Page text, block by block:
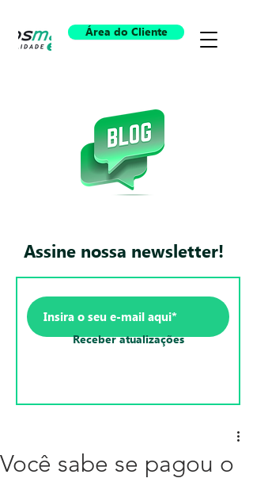
Área do Cliente
Assine nossa newsletter!
Receber atualizações
Você sabe se pagou o